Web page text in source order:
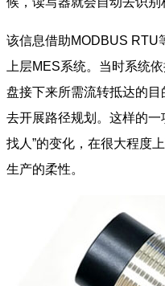
该信息借助MODBUS RTU
上层MES系统。当时系统
盘接下来所需流转抵达的
去开展路径规划。这样的一
找人”的变化，在很大程度
生产的柔性。